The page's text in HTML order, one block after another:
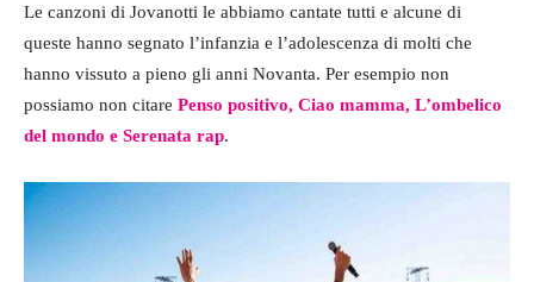
Le canzoni di Jovanotti le abbiamo cantate tutti e alcune di
queste hanno segnato l’infanzia e l’adolescenza di molti che
hanno vissuto a pieno gli anni Novanta. Per esempio non
possiamo non citare Penso positivo, Ciao mamma, L’ombelico
del mondo e Serenata rap.